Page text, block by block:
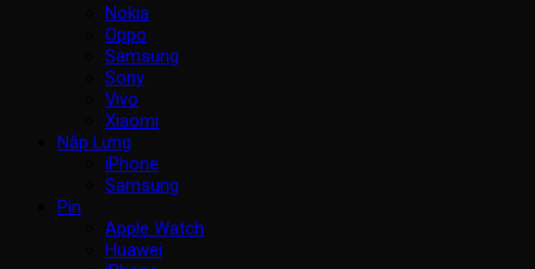
Nokia
Oppo
Samsung
Sony
Vivo
Xiaomi
Nắp Lưng
iPhone
Samsung
Pin
Apple Watch
Huawei